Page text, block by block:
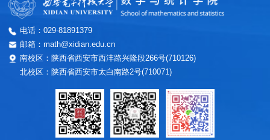
电话：029-81891379
邮箱：math@xidian.edu.cn
南校区：陕西省西安市西沣路兴隆段266号(710126)
北校区：陕西省西安市太白南路2号(710071)